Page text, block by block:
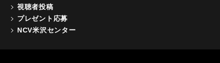
視聴者投稿
プレゼント応募
NCV米沢センター